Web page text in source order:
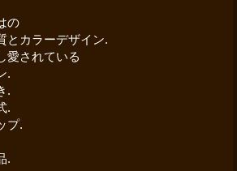
の
とカラーデザイン.
愛されている
.
.
.
プ.
.